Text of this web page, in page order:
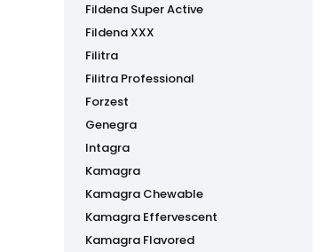
Fildena Super Active
Fildena XXX
Filitra
Filitra Professional
Forzest
Genegra
Intagra
Kamagra
Kamagra Chewable
Kamagra Effervescent
Kamagra Flavored